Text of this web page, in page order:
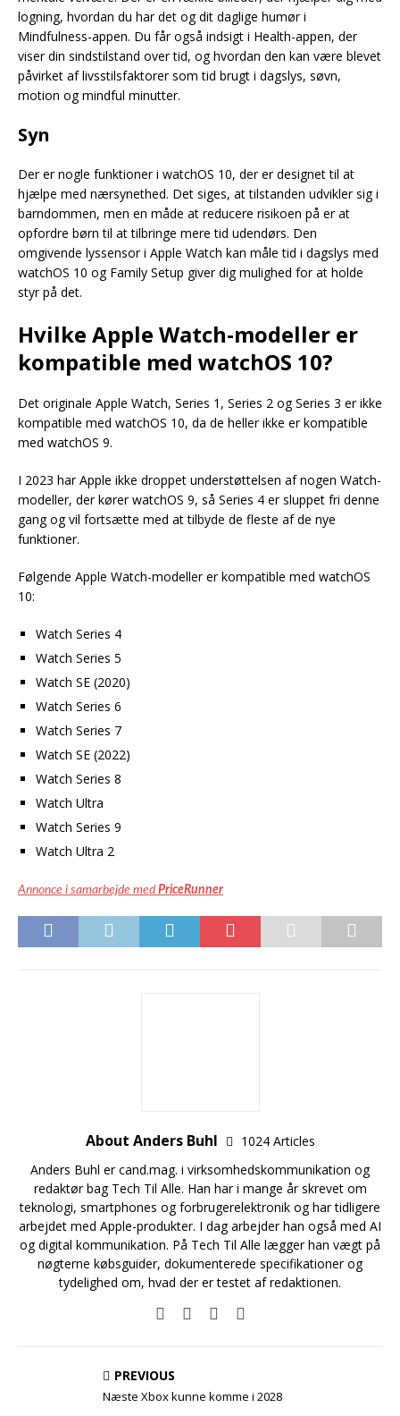
logning, hvordan du har det og dit daglige humør i
Mindfulness-appen. Du får også indsigt i Health-appen, der
viser din sindstilstand over tid, og hvordan den kan være blevet
påvirket af livsstilsfaktorer som tid brugt i dagslys, søvn,
motion og mindful minutter.
Syn
Der er nogle funktioner i watchOS 10, der er designet til at
hjælpe med nærsynethed. Det siges, at tilstanden udvikler sig i
barndommen, men en måde at reducere risikoen på er at
opfordre børn til at tilbringe mere tid udendørs. Den
omgivende lyssensor i Apple Watch kan måle tid i dagslys med
watchOS 10 og Family Setup giver dig mulighed for at holde
styr på det.
Hvilke Apple Watch-modeller er
kompatible med watchOS 10?
Det originale Apple Watch, Series 1, Series 2 og Series 3 er ikke
kompatible med watchOS 10, da de heller ikke er kompatible
med watchOS 9.
I 2023 har Apple ikke droppet understøttelsen af nogen Watch-
modeller, der kører watchOS 9, så Series 4 er sluppet fri denne
gang og vil fortsætte med at tilbyde de fleste af de nye
funktioner.
Følgende Apple Watch-modeller er kompatible med watchOS
10:
Watch Series 4
Watch Series 5
Watch SE (2020)
Watch Series 6
Watch Series 7
Watch SE (2022)
Watch Series 8
Watch Ultra
Watch Series 9
Watch Ultra 2
Annonce i samarbejde med PriceRunner
About Anders Buhl
1024 Articles
Anders Buhl er cand.mag. i virksomhedskommunikation og
redaktør bag Tech Til Alle. Han har i mange år skrevet om
teknologi, smartphones og forbrugerelektronik og har tidligere
arbejdet med Apple-produkter. I dag arbejder han også med AI
og digital kommunikation. På Tech Til Alle lægger han vægt på
nøgterne købsguider, dokumenterede specifikationer og
tydelighed om, hvad der er testet af redaktionen.
PREVIOUS
Næste Xbox kunne komme i 2028